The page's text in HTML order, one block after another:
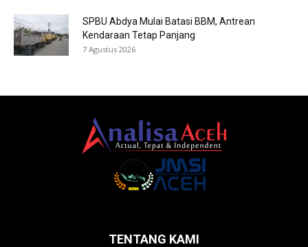
SPBU Abdya Mulai Batasi BBM, Antrean
Kendaraan Tetap Panjang
7 Agustus 2026
TENTANG KAMI